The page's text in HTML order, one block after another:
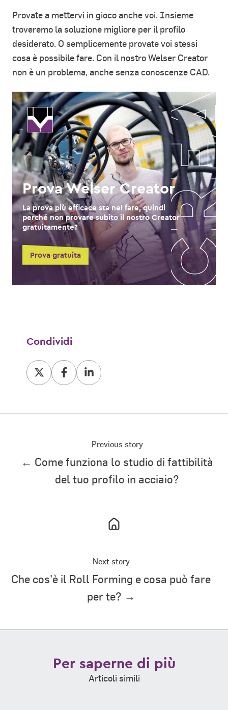
Provate a mettervi in gioco anche voi. Insieme
troveremo la soluzione migliore per il profilo
desiderato. O semplicemente provate voi stessi
cosa è possibile fare. Con il nostro Welser Creator
non è un problema, anche senza conoscenze CAD.
Prova Welser Creator
La prova più efficace sta nel fare, quindi
perché non provare subito il nostro Creator
gratuitamente?
Prova gratuita
Condividi
Condividi
su
Condividi
su
Condividi
su
Previous story
← Come funziona lo studio di fattibilità
del tuo profilo in acciaio?
Next story
Che cos'è il Roll Forming e cosa può fare
per te? →
Per saperne di più
Articoli simili